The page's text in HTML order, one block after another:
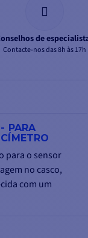
de
Contacte-nos das 8h às 17h
PARA
para o sensor
no casco,
com um